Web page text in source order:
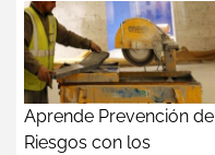
Aprende Prevención de
Riesgos con los